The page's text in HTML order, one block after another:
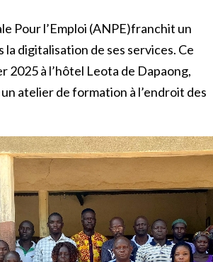
Pour l’Emploi (ANPE)franchit un
la digitalisation de ses services. Ce
2025 à l’hôtel Leota de Dapaong,
un atelier de formation à l’endroit des